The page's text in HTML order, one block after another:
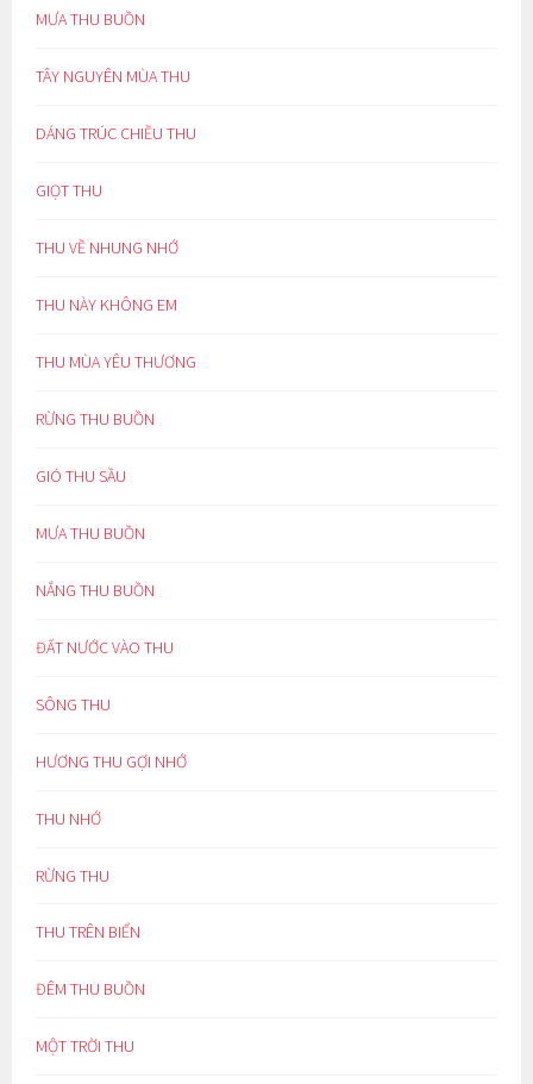
MƯA THU BUỒN
TÂY NGUYÊN MÙA THU
DÁNG TRÚC CHIỀU THU
GIỌT THU
THU VỀ NHUNG NHỚ
THU NÀY KHÔNG EM
THU MÙA YÊU THƯƠNG
RỪNG THU BUỒN
GIÓ THU SẦU
MƯA THU BUỒN
NẮNG THU BUỒN
ĐẤT NƯỚC VÀO THU
SÔNG THU
HƯƠNG THU GỢI NHỚ
THU NHỚ
RỪNG THU
THU TRÊN BIỂN
ĐÊM THU BUỒN
MỘT TRỜI THU